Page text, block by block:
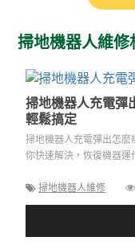
掃地機器人維修
掃地機器人充電彈
輕鬆搞定
掃地機器人充電彈出怎麼
你快速解決，恢復機器運
掃地機器人維修